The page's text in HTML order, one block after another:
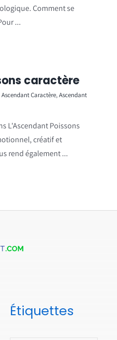
Comment se
...
caractère
Ascendant Caractère,Ascendant
L'Ascendant Poissons
créatif et
rend également ...
Étiquettes